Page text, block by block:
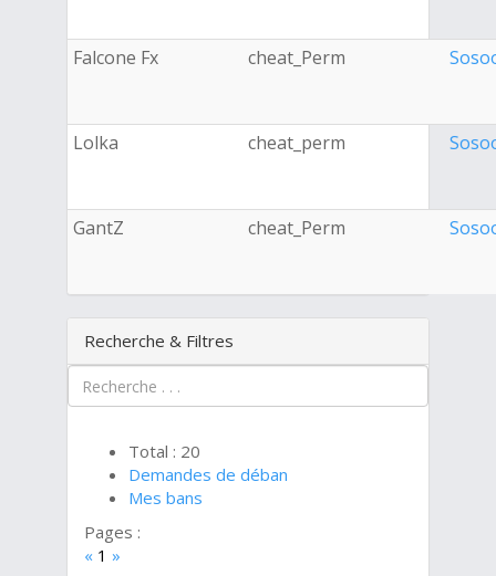
Falcone Fx cheat_Perm
Lolka cheat_perm
GantZ cheat_Perm
Recherche & Filtres
Total : 20
Demandes de déban
Mes bans
Pages :
« 1 »